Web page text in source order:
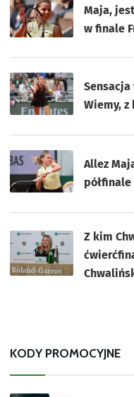
Maja,
w finale
Sensacja
Wiemy, z
Allez
półfinale
Z kim
KODY PROMOCYJNE